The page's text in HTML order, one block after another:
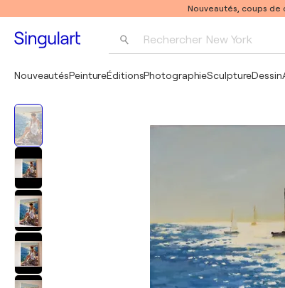
Nouveautés, coups
Rechercher New York
Pablo Picasso
NouveautésPeintureÉditionsPhotographieSculptureDessin